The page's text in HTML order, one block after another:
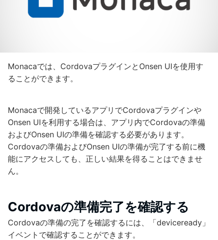
Monacaでは、CordovaプラグインとOnsen UIを使用す
ることができます。
Monacaで開発しているアプリでCordovaプラグインや
Onsen UIを利用する場合は、アプリ内でCordovaの準備
およびOnsen UIの準備を確認する必要があります。
Cordovaの準備およびOnsen UIの準備が完了する前に機
能にアクセスしても、正しい結果を得ることはできませ
ん。
Cordovaの準備完了を確認する
Cordovaの準備の完了を確認するには、「deviceready」
イベントで確認することができます。